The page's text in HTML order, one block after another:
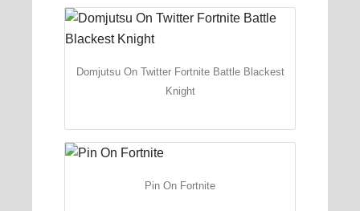
Domjutsu On Twitter Fortnite Battle Blackest
Knight
Pin On Fortnite